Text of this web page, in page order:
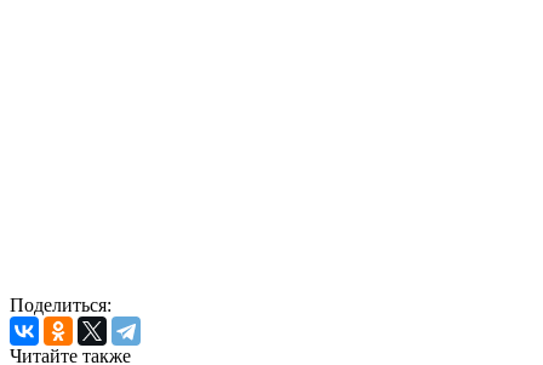
Поделиться:
Читайте также